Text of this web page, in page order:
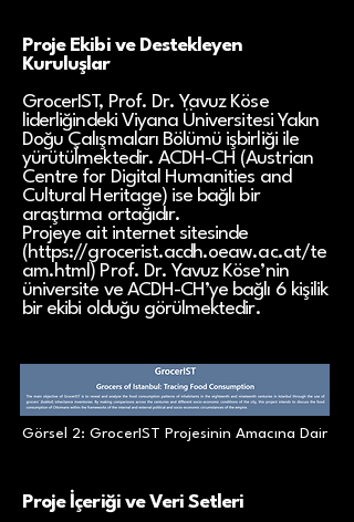
Proje Ekibi ve Destekleyen
Kuruluşlar
GrocerIST, Prof. Dr. Yavuz Köse
liderliğindeki Viyana Üniversitesi Yakın
Doğu Çalışmaları Bölümü işbirliği ile
yürütülmektedir. ACDH-CH (Austrian
Centre for Digital Humanities and
Cultural Heritage) ise bağlı bir
araştırma ortağıdır.
Projeye ait internet sitesinde
(https://grocerist.acdh.oeaw.ac.at/te
am.html) Prof. Dr. Yavuz Köse’nin
üniversite ve ACDH-CH’ye bağlı 6 kişilik
bir ekibi olduğu görülmektedir.
Görsel 2: GrocerIST Projesinin Amacına Dair
Proje İçeriği ve Veri Setleri